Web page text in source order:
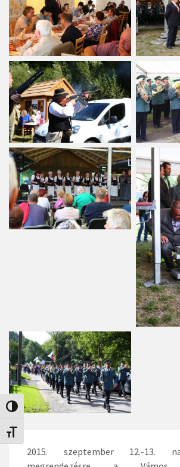
Nagy kontraszt váltása
Betűméret váltása
2015. szeptember 12.-13.